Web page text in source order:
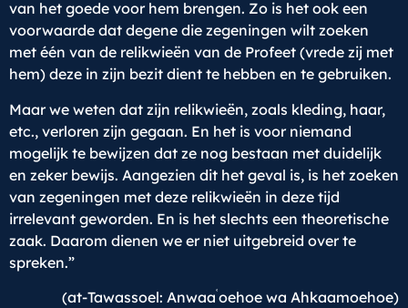
van het goede voor hem brengen. Zo is het ook een
voorwaarde dat degene die zegeningen wilt zoeken
met één van de relikwieën van de Profeet (vrede zij met
hem) deze in zijn bezit dient te hebben en te gebruiken.
Maar we weten dat zijn relikwieën, zoals kleding, haar,
etc., verloren zijn gegaan. En het is voor niemand
mogelijk te bewijzen dat ze nog bestaan met duidelijk
en zeker bewijs. Aangezien dit het geval is, is het zoeken
van zegeningen met deze relikwieën in deze tijd
irrelevant geworden. En is het slechts een theoretische
zaak. Daarom dienen we er niet uitgebreid over te
spreken.”
(at-Tawassoel: Anwaaʿoehoe wa Ahkaamoehoe)